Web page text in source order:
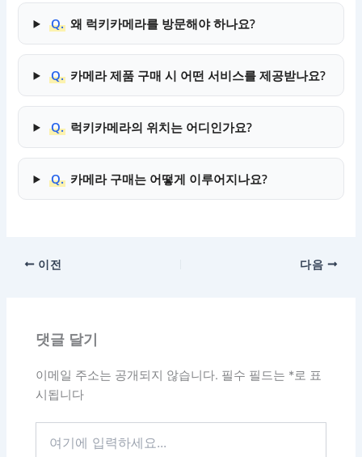
Q. 왜 럭키카메라를 방문해야 하나요?
Q. 카메라 제품 구매 시 어떤 서비스를 제공받나요?
Q. 럭키카메라의 위치는 어디인가요?
Q. 카메라 구매는 어떻게 이루어지나요?
이전 다음
댓글 달기
이메일 주소는 공개되지 않습니다. 필수 필드는 *로 표
시됩니다